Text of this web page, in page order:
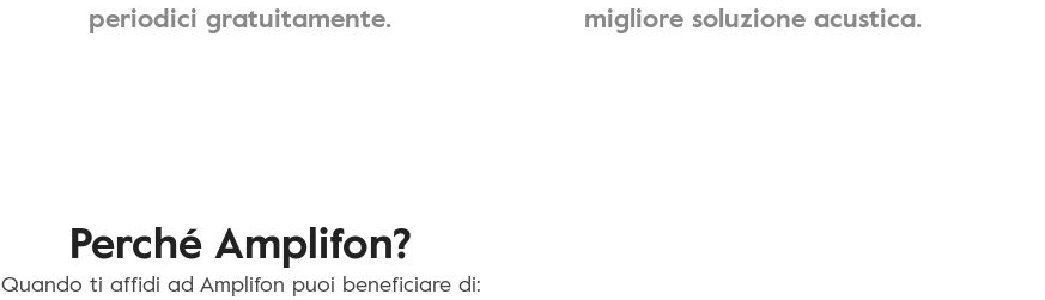
periodici gratuitamente.
migliore soluzione acustica.
Perché Amplifon?
Quando ti affidi ad Amplifon puoi beneficiare di: